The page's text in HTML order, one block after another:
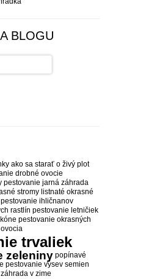
BLOGU
ako sa starať o živý plot
drobné ovocie
pestovanie jarná záhrada
stromy listnaté okrasné
pestovanie ihličnanov
rastlín pestovanie letničiek
pestovanie okrasných
trvaliek
zeleniny popínavé
pestovanie výsev semien
záhrada v zime